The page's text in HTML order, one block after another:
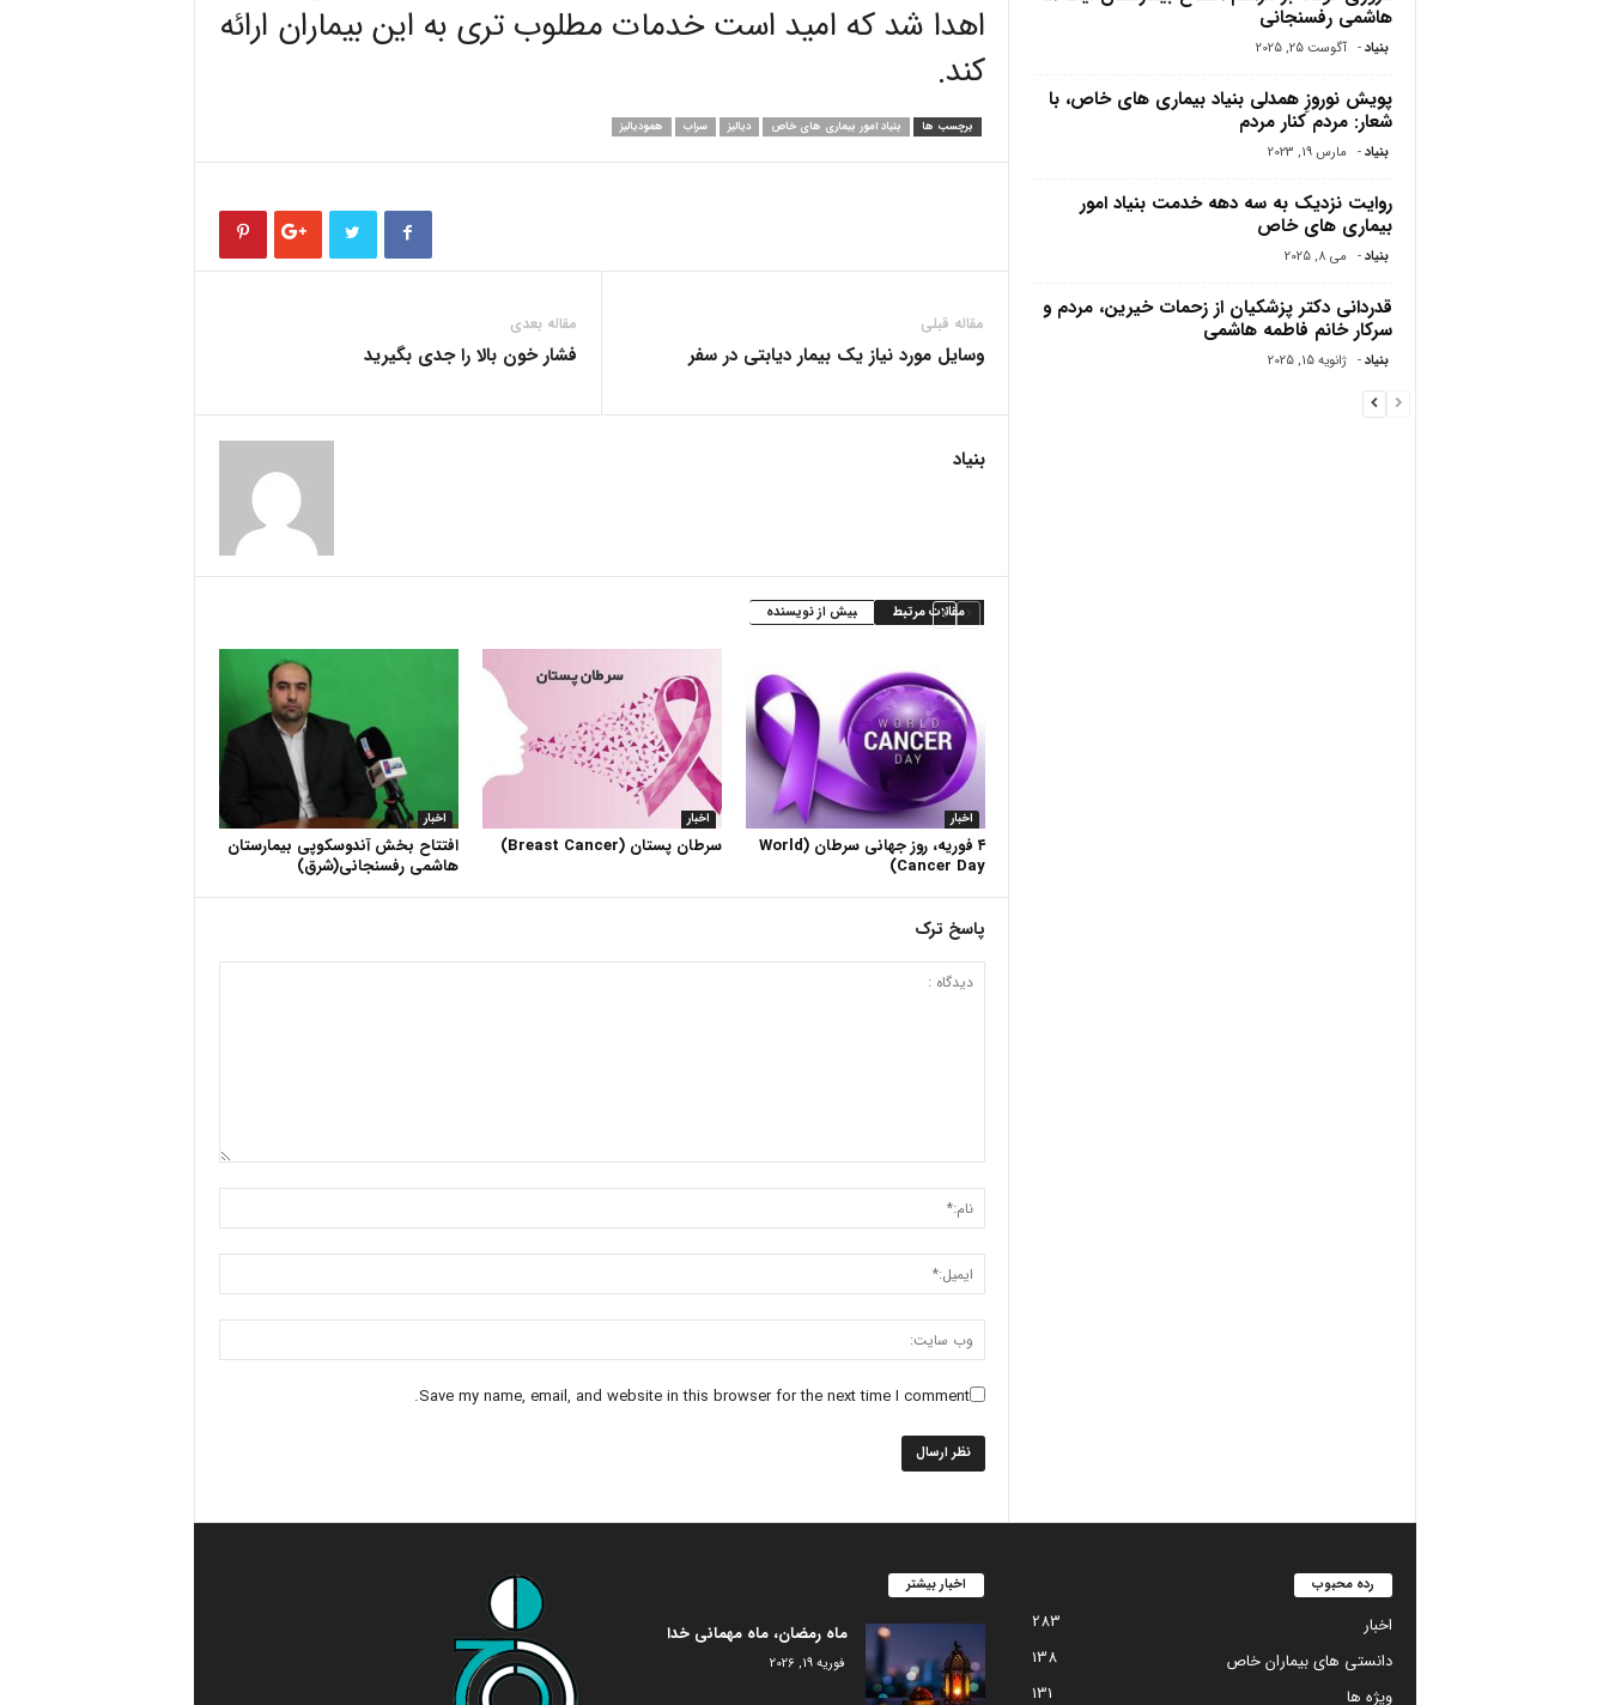
اهدا شد که امید است خدمات مطلوب تری به این بیماران ارائه
کند.
برچسب ها بنیاد امور بیماری های خاص دیالیز سراب همودیالیز
مقاله قبلی
وسایل مورد نیاز یک بیمار دیابتی در سفر
مقاله بعدی
فشار خون بالا را جدی بگیرید
بنیاد
مقالات مرتبط بیش از نویسنده
اخبار
افتتاح بخش آندوسکوپی بیمارستان
هاشمی رفسنجانی(شرق)
اخبار
سرطان پستان (Breast Cancer)
اخبار
۴ فوریه، روز جهانی سرطان (World
Cancer Day)
پاسخ ترک
Save my name, email, and website in this browser for the next time I comment.
هاشمی‌ رفسنجانی
بنیاد - آگوست 25, 2025
پویش نوروزِ همدلی بنیاد بیماری های خاص، با
شعار: مردم کنار مردم
بنیاد - مارس 19, 2023
روایت نزدیک به سه دهه خدمت بنیاد امور
بیماری های خاص
بنیاد - می 8, 2025
قدردانی دکتر پزشکیان از زحمات خیرین، مردم و
سرکار خانم فاطمه هاشمی
بنیاد - ژانویه 15, 2025
اخبار بیشتر
ماه رمضان، ماه مهمانی خدا
فوریه 19, 2026
رده محبوب
اخبار
283
دانستی های بیماران خاص
138
ویژه ها
131